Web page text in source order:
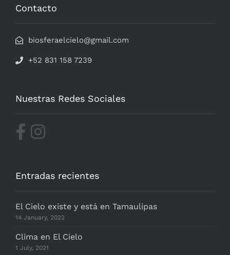
Contacto
biosferaelcielo@gmail.com
+52 831 158 7239
Nuestras Redes Sociales
Entradas recientes
El Cielo existe y está en Tamaulipas
14 January, 2022
Clima en El Cielo
1 July, 2021